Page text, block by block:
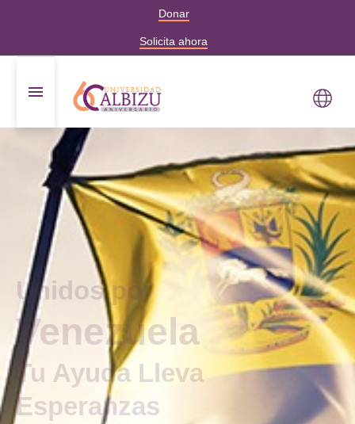
Donar
Solicita ahora
Unidos por
Venezuela
Tu Ayuda Lleva
Esperanzas